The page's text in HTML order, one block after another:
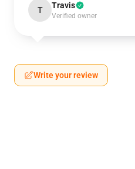
T Travis
Verified owner
Write your review